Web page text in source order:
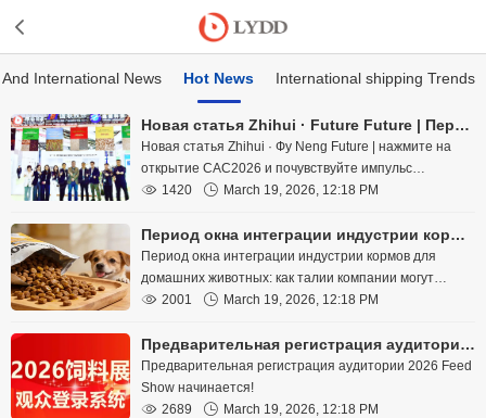
International News Hot News International shipping Trends
Новая статья Zhihui · Future Future | Перейди прямо к грандиозному открытию CAC2026 и почувствуй глобальный пульс агрономии под объективом!
Новая статья Zhihui · Фу Neng Future | нажмите на
открытие CAC2026 и почувствуйте импульс
глобальной агрономии под объективом
 1420  March 19, 2026, 12:18 PM
Период окна интеграции индустрии кормов для домашних животных: как талии компании могут использовать цепочку поставок для обгона
Период окна интеграции индустрии кормов для
домашних животных: как талии компании могут
использовать цепочку поставок для обгона
 2001  March 19, 2026, 12:18 PM
Предварительная регистрация аудитории 2026 Feed Show начинается!
Предварительная регистрация аудитории 2026 Feed
Show начинается!
 2689  March 19, 2026, 12:18 PM